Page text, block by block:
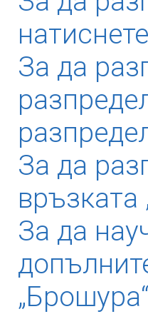
За да
За да
връзката
За да